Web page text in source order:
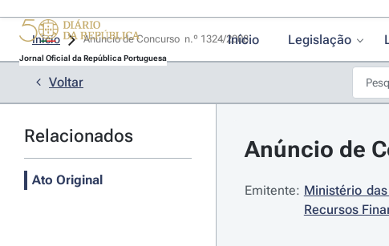
Jornal Oficial da República Portuguesa
Início Legislação
Início Anúncio de Concurso  n.º 1324/2008
Voltar
Relacionados
Ato Original
Anúncio de
Emitente: Ministério
Recursos